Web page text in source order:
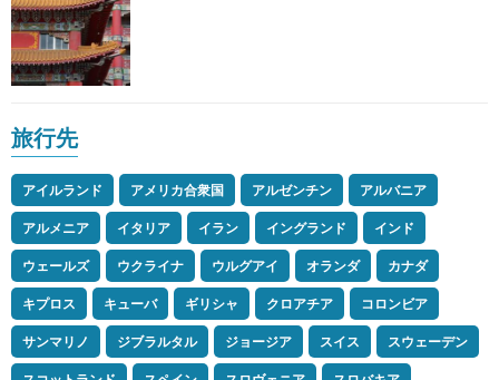
旅行先
アイルランド アメリカ合衆国 アルゼンチン
アルバニア
アルメニア
イタリア イラン イングランド
インド
ウェールズ
ウクライナ ウルグアイ オランダ
カナダ
キプロス
キューバ ギリシャ クロアチア
コロンビア
サンマリノ
ジブラルタル ジョージア スイス
スウェーデン